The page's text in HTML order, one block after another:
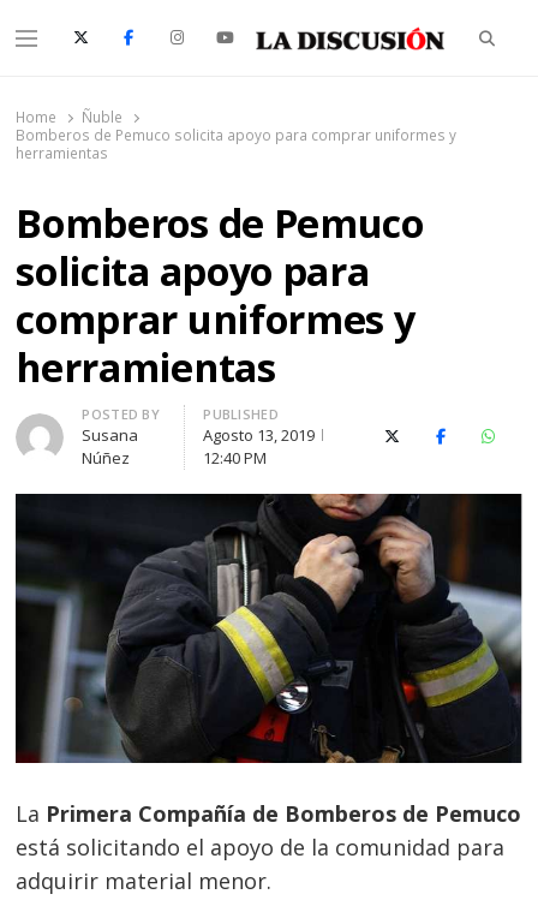
Menu
Home
Ñuble
Bomberos de Pemuco solicita apoyo para comprar uniformes y
herramientas
Bomberos de Pemuco
solicita apoyo para
comprar uniformes y
herramientas
Author
POSTED BY
Susana
Núñez
PUBLISHED
Agosto 13, 2019
12:40 PM
X (Twitter)Facebook
La Primera Compañía de Bomberos de Pemuco
está solicitando el apoyo de la comunidad para
adquirir material menor.